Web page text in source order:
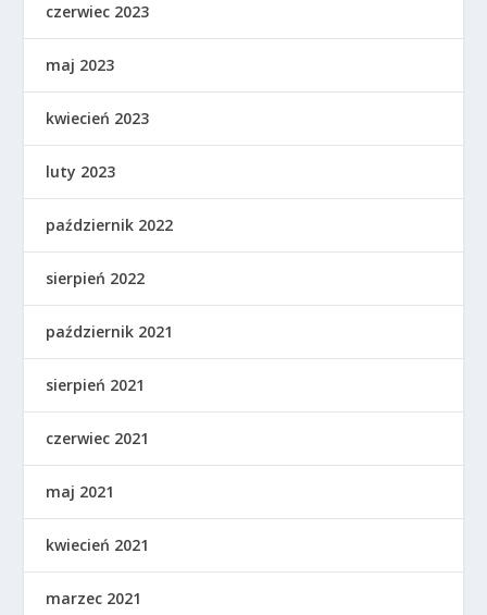
czerwiec 2023
maj 2023
kwiecień 2023
luty 2023
październik 2022
sierpień 2022
październik 2021
sierpień 2021
czerwiec 2021
maj 2021
kwiecień 2021
marzec 2021